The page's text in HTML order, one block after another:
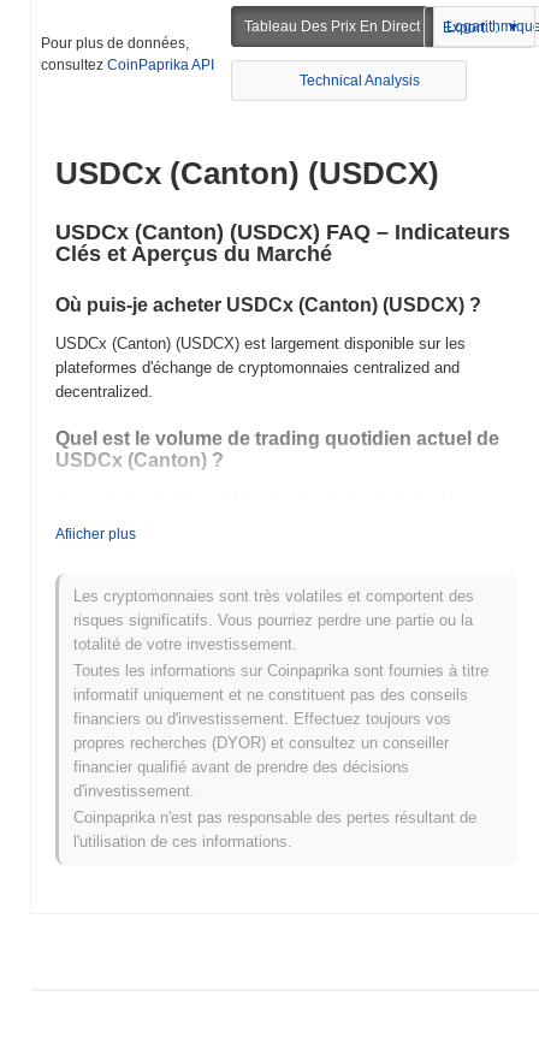
Pour plus de données,
consultez CoinPaprika API
Tableau Des Prix En Direct Exportation
Technical Analysis
USDCx (Canton) (USDCX)
USDCx (Canton) (USDCX) FAQ – Indicateurs
Clés et Aperçus du Marché
Où puis-je acheter USDCx (Canton) (USDCX) ?
USDCx (Canton) (USDCX) est largement disponible sur les
plateformes d'échange de cryptomonnaies centralized and
decentralized.
Quel est le volume de trading quotidien actuel de
USDCx (Canton) ?
Quel est l'historique de la fourchette de prix de
USDCx (Canton) ?
Plus Haut Historique (ATH) : €0.867246
Plus Bas Historique (ATL) :NaN
USDCx (Canton) se négocie actuellement ~0.23% en dessous de
son ATH .
Comment USDCx (Canton) performe-t-il par
rapport au marché crypto plus large ?
Au cours des 7 derniers jours, USDCx (Canton) a a gagné
sous-performant le marché crypto global qui a affiché un gain de
Afiicher plus
Les cryptomonnaies sont très volatiles et comportent des
risques significatifs. Vous pourriez perdre une partie ou la
totalité de votre investissement.
Toutes les informations sur Coinpaprika sont fournies à titre
informatif uniquement et ne constituent pas des conseils
financiers ou d'investissement. Effectuez toujours vos
propres recherches (DYOR) et consultez un conseiller
financier qualifié avant de prendre des décisions
d'investissement.
Coinpaprika n'est pas responsable des pertes résultant de
l'utilisation de ces informations.